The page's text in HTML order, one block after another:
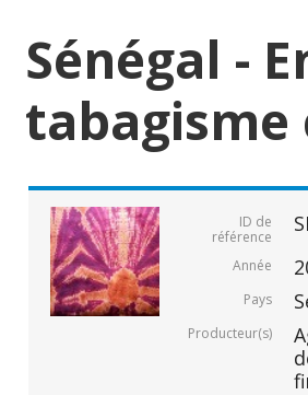
Sénégal -
tabagisme
ID de
référence
Année
Pays
Producteur(s)